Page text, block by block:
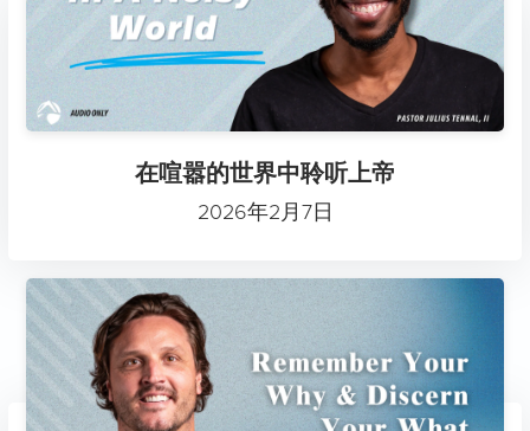
在喧嚣的世界中聆听上帝
2026年2月7日